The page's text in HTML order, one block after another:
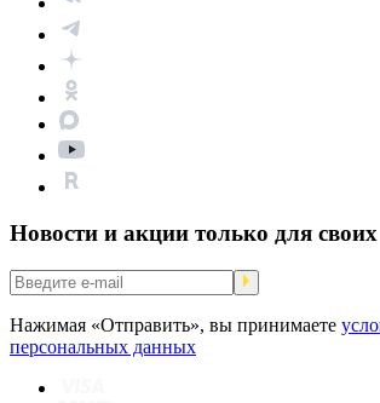
Новости и акции только для своих
Нажимая «Отправить», вы принимаете
персональных данных